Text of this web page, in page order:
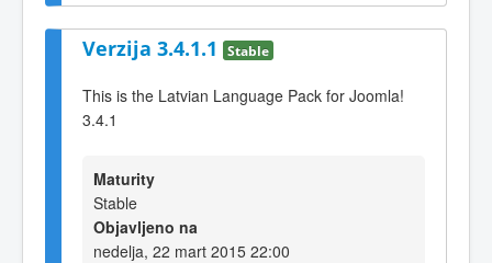
Verzija 3.4.1.1 Stable
This is the Latvian Language Pack for Joomla!
3.4.1
Maturity
Stable
Objavljeno na
nedelja, 22 mart 2015 22:00